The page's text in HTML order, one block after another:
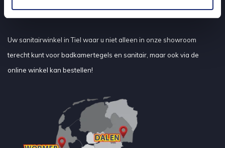
Over ons
Uw sanitairwinkel in Tiel waar u niet alleen in onze showroom
terecht kunt voor badkamertegels en sanitair, maar ook via de
online winkel kan bestellen!